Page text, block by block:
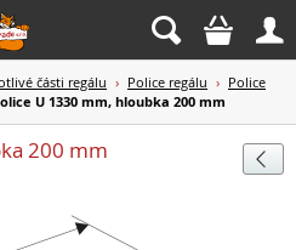
  
části regálu › Police regálu › Police
U 1330 mm, hloubka 200 mm

200 mm